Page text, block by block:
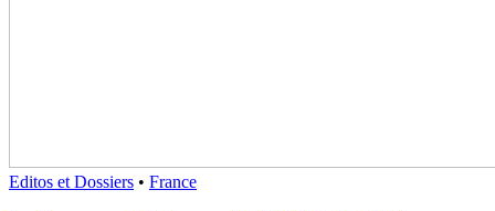
Editos et Dossiers • France